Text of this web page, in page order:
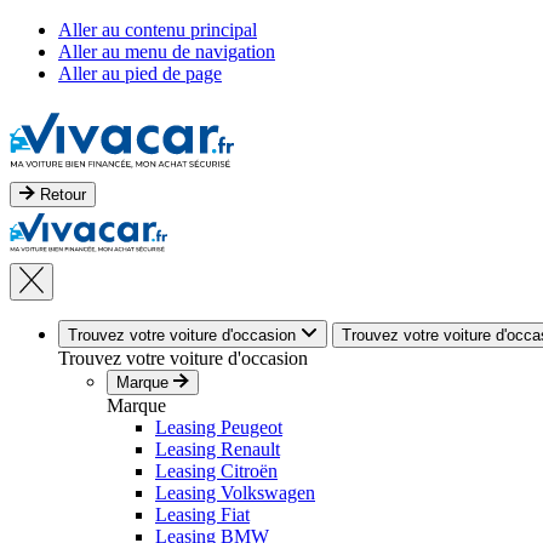
Aller au contenu principal
Aller au menu de navigation
Aller au pied de page
Retour
Trouvez votre voiture d'occasion Trouvez votre voiture
Trouvez votre voiture d'occasion
Marque
Marque
Leasing Peugeot
Leasing Renault
Leasing Citroën
Leasing Volkswagen
Leasing Fiat
Leasing BMW